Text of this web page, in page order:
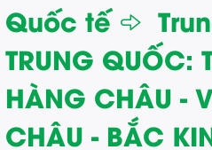
Quốc tế
TRUNG QUỐC:
HÀNG CHÂU -
CHÂU - BẮC